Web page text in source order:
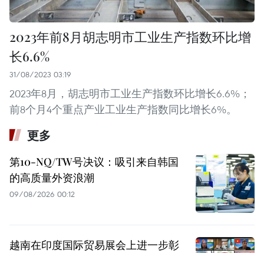
2023年前8月胡志明市工业生产指数环比增
长6.6%
31/08/2023 03:19
2023年8月，胡志明市工业生产指数环比增长6.6%；
前8个月4个重点产业工业生产指数同比增长6%。
更多
第10-NQ/TW号决议：吸引来自韩国
的高质量外资浪潮
09/08/2026 00:12
越南在印度国际贸易展会上进一步彰